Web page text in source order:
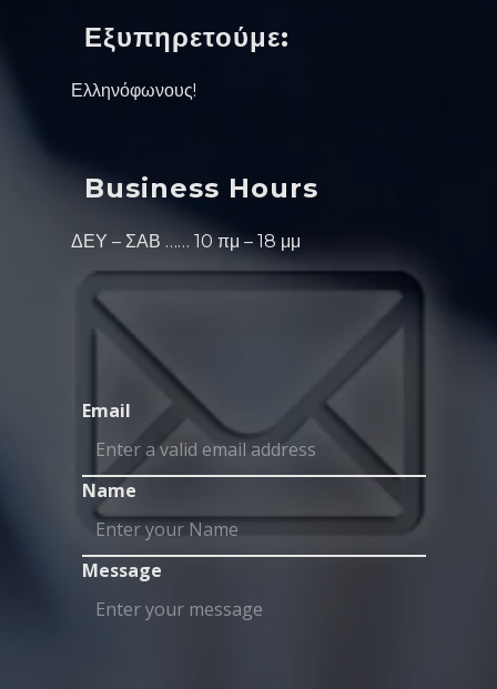
Εξυπηρετούμε:
Ελληνόφωνους!
Business Hours
ΔΕΥ – ΣΑΒ …… 10 πμ – 18 μμ
Email
Name
Message